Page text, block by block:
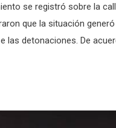
se registró sobre la
que la situación
las detonaciones. De